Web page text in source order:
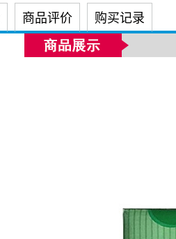
商品评价 购买记录